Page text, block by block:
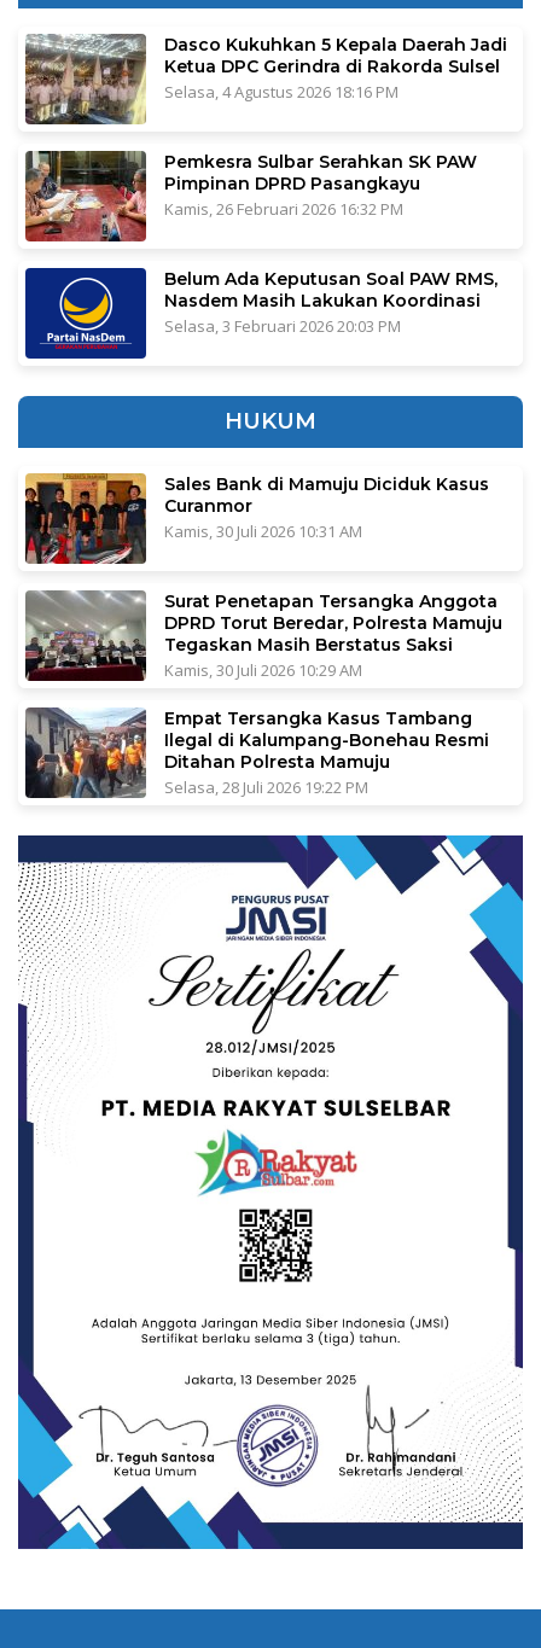
Dasco Kukuhkan 5 Kepala Daerah Jadi
Ketua DPC Gerindra di Rakorda Sulsel
Selasa, 4 Agustus 2026 18:16 PM
Pemkesra Sulbar Serahkan SK PAW
Pimpinan DPRD Pasangkayu
Kamis, 26 Februari 2026 16:32 PM
Belum Ada Keputusan Soal PAW RMS,
Nasdem Masih Lakukan Koordinasi
Selasa, 3 Februari 2026 20:03 PM
HUKUM
Sales Bank di Mamuju Diciduk Kasus
Curanmor
Kamis, 30 Juli 2026 10:31 AM
Surat Penetapan Tersangka Anggota
DPRD Torut Beredar, Polresta Mamuju
Tegaskan Masih Berstatus Saksi
Kamis, 30 Juli 2026 10:29 AM
Empat Tersangka Kasus Tambang
Ilegal di Kalumpang-Bonehau Resmi
Ditahan Polresta Mamuju
Selasa, 28 Juli 2026 19:22 PM